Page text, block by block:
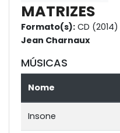
MATRIZES
Formato(s): CD (2014)
Jean Charnaux
MÚSICAS
Nome
Insone